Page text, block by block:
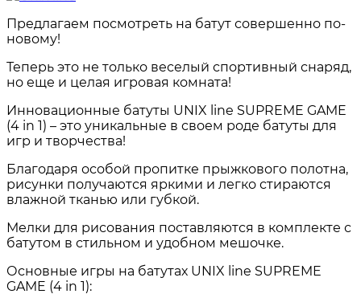
Предлагаем посмотреть на батут совершенно по-
новому!
Теперь это не только веселый спортивный снаряд,
но еще и целая игровая комната!
Инновационные батуты UNIX line SUPREME GAME
(4 in 1) – это уникальные в своем роде батуты для
игр и творчества!
Благодаря особой пропитке прыжкового полотна,
рисунки получаются яркими и легко стираются
влажной тканью или губкой.
Мелки для рисования поставляются в комплекте с
батутом в стильном и удобном мешочке.
Основные игры на батутах UNIX line SUPREME
GAME (4 in 1):